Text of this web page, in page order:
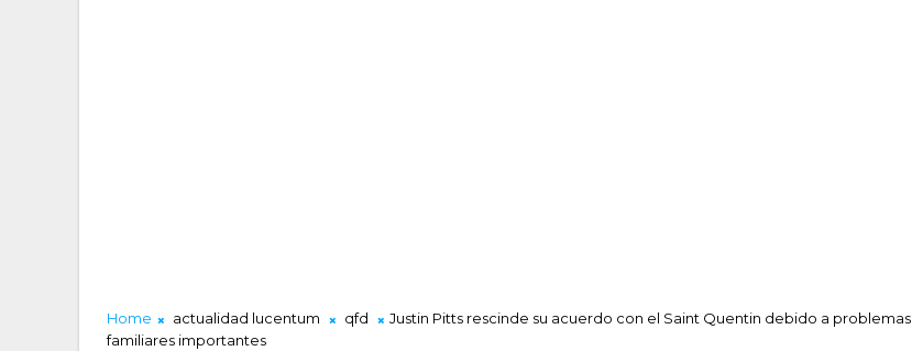
Home actualidad lucentum qfd
Justin Pitts rescinde su acuerdo con el Saint Quentin debido a problemas
familiares importantes